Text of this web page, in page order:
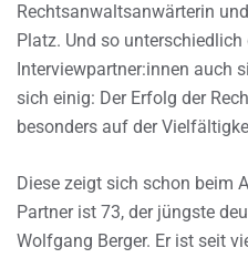
Rechtsanwaltsanwärterin
Platz. Und so unterschiedlich
Interviewpartner:innen auch
sich einig: Der Erfolg der
besonders auf der
Diese zeigt sich schon beim
Partner ist 73, der jüngste
Wolfgang Berger. Er ist seit